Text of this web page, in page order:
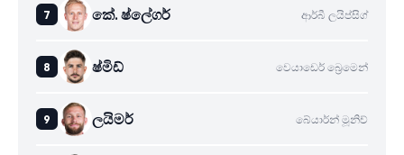
කේ. ෂ්ලේගර් ආර්බී ලයිප්සිග්
ෂ්මිඩ් වෙයාඩෙර් බ්‍රෙමෙන්
ලයිමර් බේයාර්න් මූනිච්